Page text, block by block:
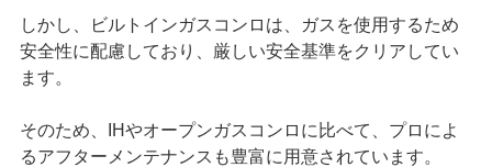
しかし、ビルトインガスコンロは、ガスを使用するため
安全性に配慮しており、厳しい安全基準をクリアしてい
ます。
そのため、IHやオープンガスコンロに比べて、プロによ
るアフターメンテナンスも豊富に用意されています。